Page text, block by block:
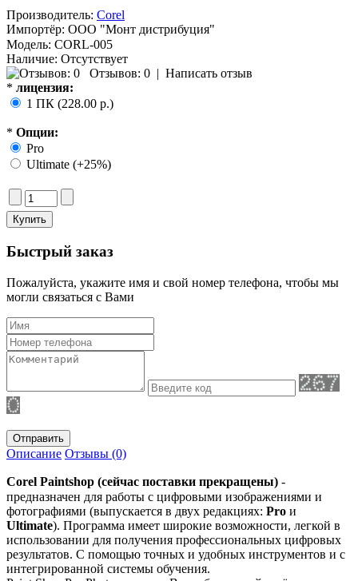
Производитель: Corel
Импортёр: ООО "Монт дистрибуция"
Модель: CORL-005
Наличие: Отсутствует
Отзывов: 0 | Написать отзыв
* лицензия:
1 ПК (228.00 р.)
* Опции:
Pro
Ultimate (+25%)
Быстрый заказ
Пожалуйста, укажите имя и свой номер телефона, чтобы мы
могли связаться с Вами
Отправить
Описание Отзывы (0)
Corel Paintshop (сейчас поставки прекращены) -
предназначен для работы с цифровыми изображениями и
фотографиями (выпускается в двух редакциях: Pro и
Ultimate). Программа имеет широкие возможности, легкой в
использовании для получения профессиональных цифровых
результатов. С помощью точных и удобных инструментов и с
интегрированной системы обучения.